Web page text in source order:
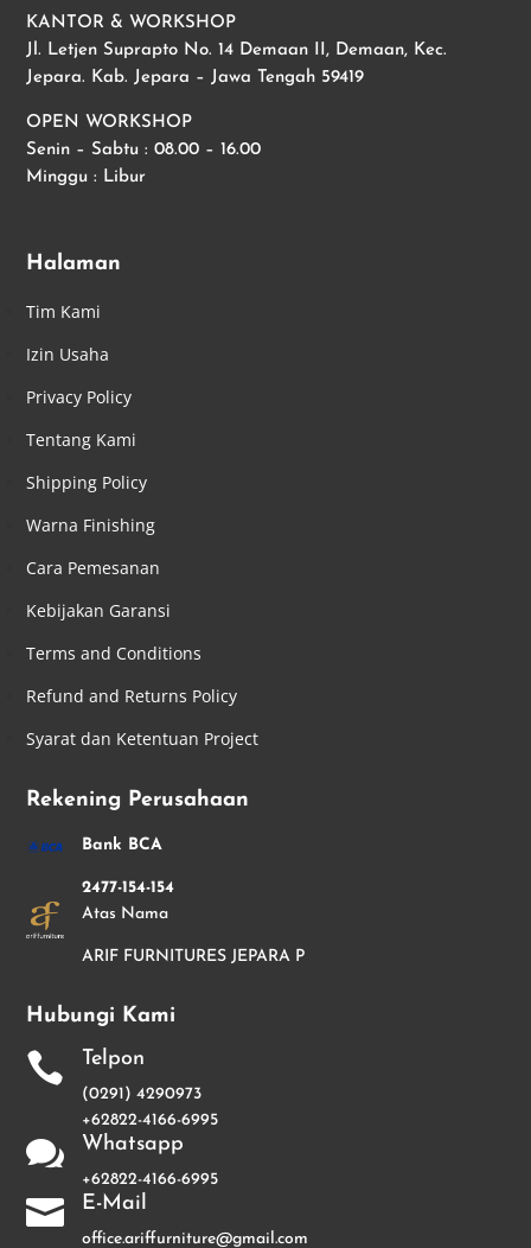
KANTOR & WORKSHOP
Jl. Letjen Suprapto No. 14 Demaan II, Demaan, Kec.
Jepara. Kab. Jepara – Jawa Tengah 59419
OPEN WORKSHOP
Senin – Sabtu : 08.00 – 16.00
Minggu : Libur
Halaman
Tim Kami
Izin Usaha
Privacy Policy
Tentang Kami
Shipping Policy
Warna Finishing
Cara Pemesanan
Kebijakan Garansi
Terms and Conditions
Refund and Returns Policy
Syarat dan Ketentuan Project
Rekening Perusahaan
Bank BCA
2477-154-154
Atas Nama
ARIF FURNITURES JEPARA P
Hubungi Kami
 Telpon
(0291) 4290973
+62822-4166-6995
 Whatsapp
+62822-4166-6995
 E-Mail
office.ariffurniture@gmail.com